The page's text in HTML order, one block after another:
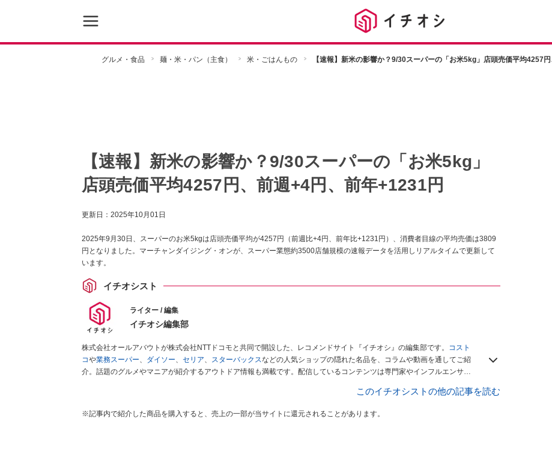
グルメ・食品 麺・米・パン（主食） 米・ごはんもの 【速報】新米の影響か？9/30スーパーの「お米5kg」店頭売価平均4257
【速報】新米の影響か？9/30スーパーの「お米5kg」
店頭売価平均4257円、前週+4円、前年+1231円
更新日： 2025年10月01日
2025年9月30日、スーパーのお米5kgは店頭売価平均が4257円（前週比+4円、前年比+1231円）、消費者目線の平均売価は3809
円となりました。マーチャンダイジング・オンが、スーパー業態約3500店舗規模の速報データを活用しリアルタイムで更新して
います。
イチオシスト
ライター / 編集
イチオシ編集部
株式会社オールアバウトが株式会社NTTドコモと共同で開設した、レコメンドサイト『イチオシ』の編集部です。
コスト
コや業務スーパー、 ダイソー、 セリア、 スターバックスなどの人気ショップの隠れた名品を、コラムや動画を通してご紹
介。話題のグルメやマニアが紹介するアウトドア情報も満載です。配信しているコンテンツは専門家やインフルエンサー
このイチオシストの他の記事を読む
※記事内で紹介した商品を購入すると、売上の一部が当サイトに還元されることがあります。